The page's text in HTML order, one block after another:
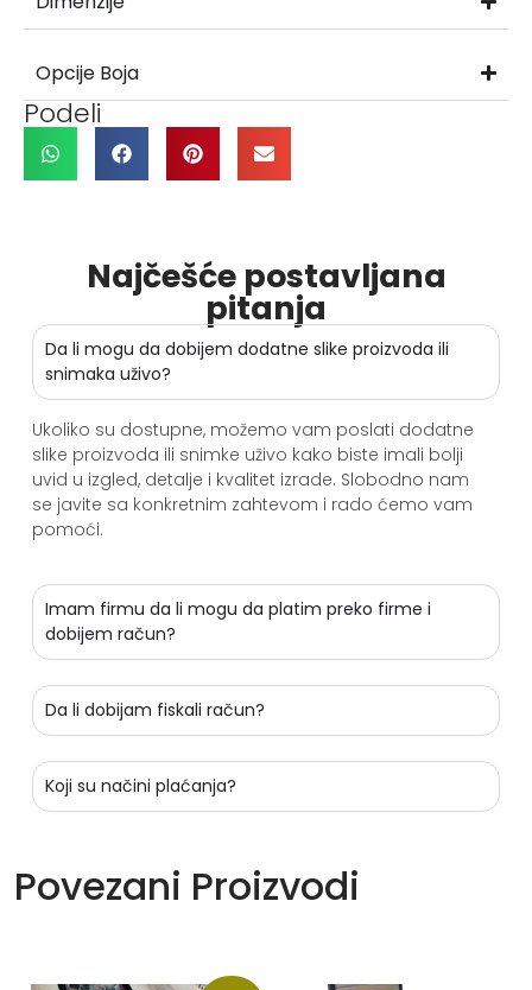
Opcije Boja
Podeli
Najčešće postavljana
pitanja
Da li mogu da dobijem dodatne slike proizvoda ili
snimaka uživo?
Ukoliko su dostupne, možemo vam poslati dodatne
slike proizvoda ili snimke uživo kako biste imali bolji
uvid u izgled, detalje i kvalitet izrade. Slobodno nam
se javite sa konkretnim zahtevom i rado ćemo vam
pomoći.
Imam firmu da li mogu da platim preko firme i
dobijem račun?
Da li dobijam fiskali račun?
Koji su načini plaćanja?
Povezani Proizvodi